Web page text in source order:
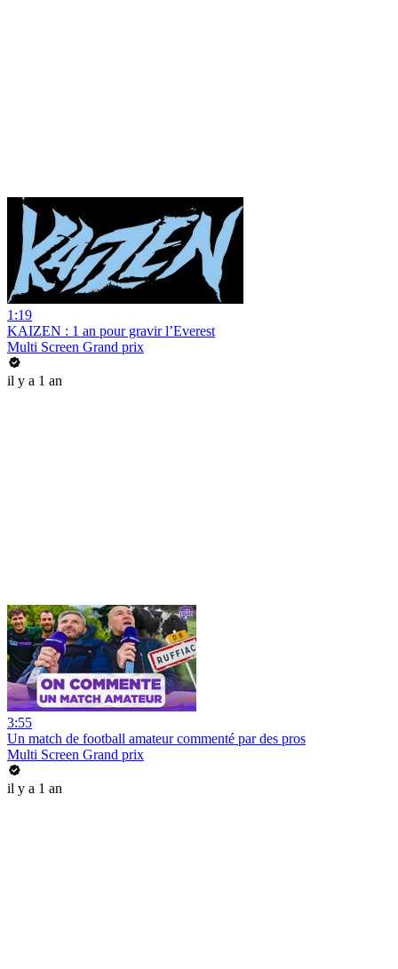
1:19
KAIZEN : 1 an pour gravir l’Everest
Multi Screen Grand prix
il y a 1 an
3:55
Un match de football amateur commenté par des pros
Multi Screen Grand prix
il y a 1 an